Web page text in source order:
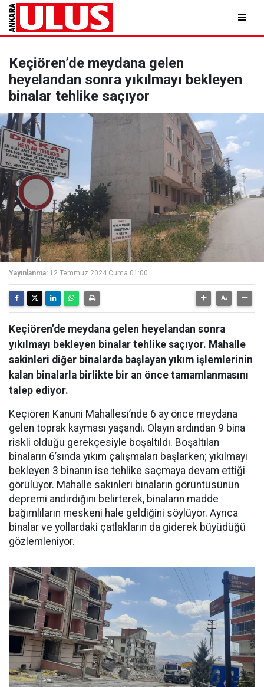
Keçiören’de meydana gelen
heyelandan sonra yıkılmayı bekleyen
binalar tehlike saçıyor
Yayınlanma: 12 Temmuz 2024 Cuma 01:00
Keçiören’de meydana gelen heyelandan sonra
yıkılmayı bekleyen binalar tehlike saçıyor. Mahalle
sakinleri diğer binalarda başlayan yıkım işlemlerinin
kalan binalarla birlikte bir an önce tamamlanmasını
talep ediyor.
Keçiören Kanuni Mahallesi’nde 6 ay önce meydana
gelen toprak kayması yaşandı. Olayın ardından 9 bina
riskli olduğu gerekçesiyle boşaltıldı. Boşaltılan
binaların 6’sında yıkım çalışmaları başlarken; yıkılmayı
bekleyen 3 binanın ise tehlike saçmaya devam ettiği
görülüyor. Mahalle sakinleri binaların görüntüsünün
depremi andırdığını belirterek, binaların madde
bağımlıların meskeni hale geldiğini söylüyor. Ayrıca
binalar ve yollardaki çatlakların da giderek büyüdüğü
gözlemleniyor.